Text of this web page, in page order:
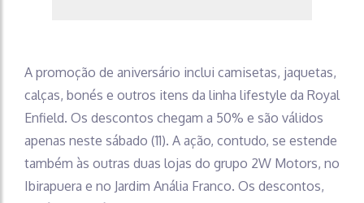
A promoção de aniversário inclui camisetas, jaquetas,
calças, bonés e outros itens da linha lifestyle da Royal
Enfield. Os descontos chegam a 50% e são válidos
apenas neste sábado (11). A ação, contudo, se estende
também às outras duas lojas do grupo 2W Motors, no
Ibirapuera e no Jardim Anália Franco. Os descontos,